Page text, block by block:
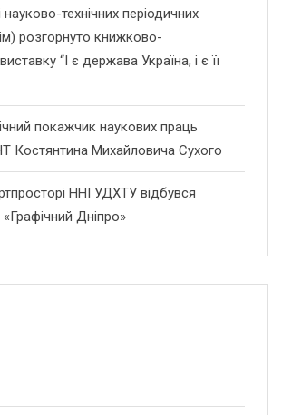
науково-технічних періодичних
розгорнуто книжково-
“І є держава Україна, і є її
покажчик наукових праць
Костянтина Михайловича Сухого
ННІ УДХТУ відбувся
Дніпро»